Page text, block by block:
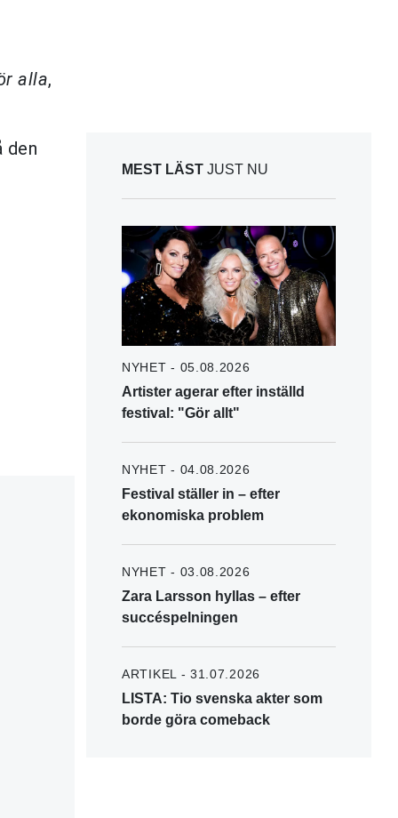
alla,
den
MEST LÄST JUST NU
NYHET - 05.08.2026
Artister agerar efter inställd
festival: "Gör allt"
NYHET - 04.08.2026
Festival ställer in – efter
ekonomiska problem
NYHET - 03.08.2026
Zara Larsson hyllas – efter
succéspelningen
ARTIKEL - 31.07.2026
LISTA: Tio svenska akter som
borde göra comeback